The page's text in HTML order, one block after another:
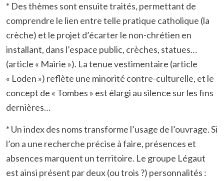
* Des thèmes sont ensuite traités, permettant de
comprendre le lien entre telle pratique catholique (la
crèche) et le projet d’écarter le non-chrétien en
installant, dans l’espace public, crèches, statues…
(article « Mairie »). La tenue vestimentaire (article
« Loden ») reflète une minorité contre-culturelle, et le
concept de « Tombes » est élargi au silence sur les fins
dernières…
* Un index des noms transforme l’usage de l’ouvrage. Si
l’on a une recherche précise à faire, présences et
absences marquent un territoire. Le groupe Légaut
est ainsi présent par deux (ou trois ?) personnalités :